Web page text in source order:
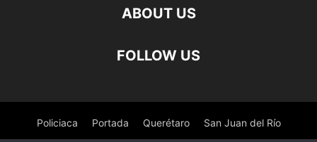
ABOUT US
FOLLOW US
Policiaca Portada Querétaro San Juan del Río